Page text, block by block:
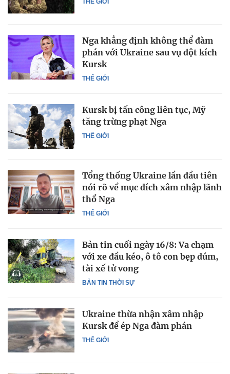
THẾ GIỚI
THẾ GIỚI
Nga khẳng định không thể đàm
phán với Ukraine sau vụ đột kích
Kursk
THẾ GIỚI
Kursk bị tấn công liên tục, Mỹ
tăng trừng phạt Nga
THẾ GIỚI
Tổng thống Ukraine lần đầu tiên
nói rõ về mục đích xâm nhập lãnh
thổ Nga
BẢN TIN THỜI SỰ
Bản tin cuối ngày 16/8: Va chạm
với xe đầu kéo, ô tô con bẹp dúm,
tài xế tử vong
THẾ GIỚI
Ukraine thừa nhận xâm nhập
Kursk để ép Nga đàm phán